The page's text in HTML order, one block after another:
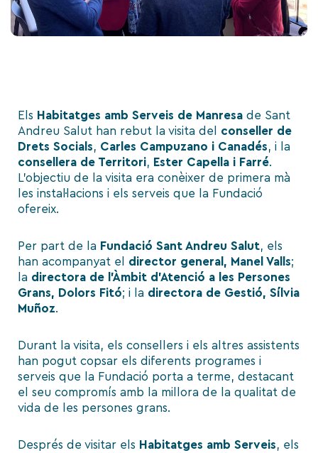
Els Habitatges amb Serveis de Manresa de Sant
Andreu Salut han rebut la visita del conseller de
Drets Socials, Carles Campuzano i Canadés, i la
consellera de Territori, Ester Capella i Farré.
L’objectiu de la visita era conèixer de primera mà
les instal·lacions i els serveis que la Fundació
ofereix.
Per part de la Fundació Sant Andreu Salut, els
han acompanyat el director general, Manel Valls;
la directora de l’Àmbit d’Atenció a les Persones
Grans, Dolors Fitó; i la directora de Gestió, Sílvia
Muñoz.
Durant la visita, els consellers i els altres assistents
han pogut copsar els diferents programes i
serveis que la Fundació porta a terme, destacant
el seu compromís amb la millora de la qualitat de
vida de les persones grans.
Després de visitar els Habitatges amb Serveis, els